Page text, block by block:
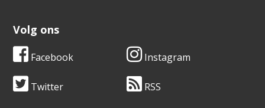
Volg ons
Facebook Instagram
Twitter RSS